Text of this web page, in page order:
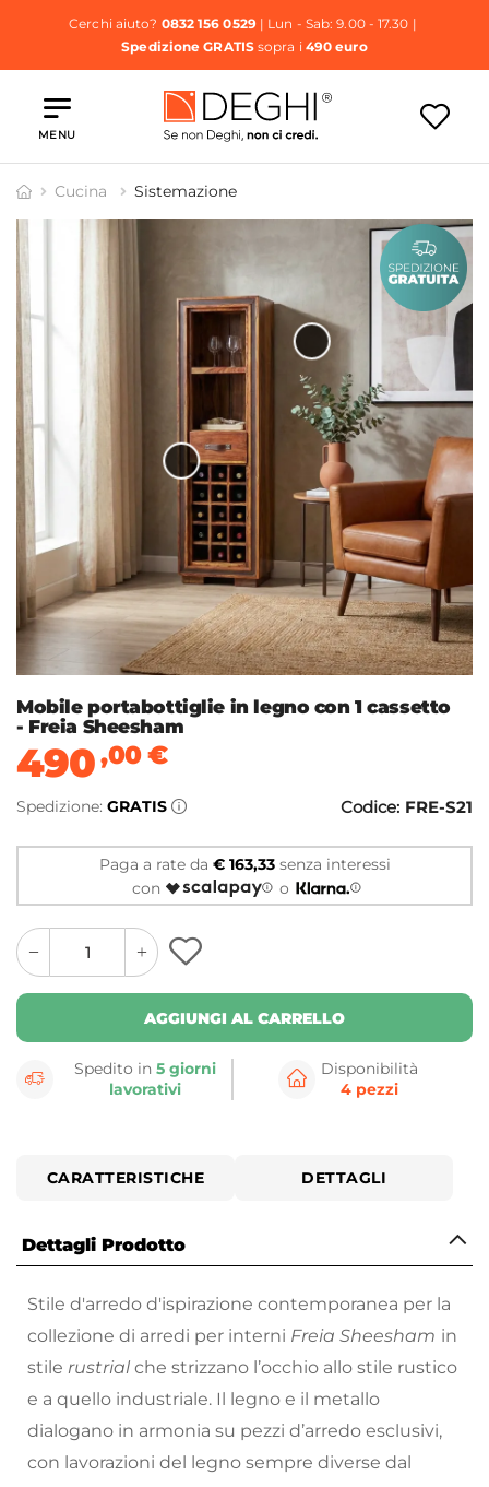
Cerchi aiuto? 0832 156 0529| Lun - Sab: 9.00 - 17.30 |
Spedizione GRATISsopra i 490 euro
MENU
Cucina Sistemazione
Mobile portabottiglie in legno con 1 cassetto
- Freia Sheesham
490,00€
Spedizione: GRATIS Codice: FRE-S21
Paga a rate da € 163,33senza interessi
con
o
quantity
button
quantity
minus
button
AGGIUNGI AL CARRELLO
Spedito in5 giorni
lavorativi
Disponibilità
4 pezzi
CARATTERISTICHE DETTAGLI
Dettagli Prodotto
Stile d'arredo d'ispirazione contemporanea per la
collezione di arredi per interni Freia Sheesham in
stile rustrial che strizzano l’occhio allo stile rustico
e a quello industriale. Il legno e il metallo
dialogano in armonia su pezzi d’arredo esclusivi,
con lavorazioni del legno sempre diverse dal